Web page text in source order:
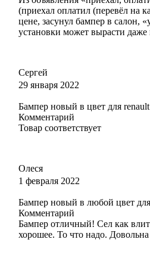
(приехал оплатил (перевёл на
цене, засунул бампер в салон,
установки может вырасти даже
Сергей
29 января 2022
Бампер новый в цвет для
Комментарий
Товар соответствует
Олеся
1 февраля 2022
Бампер новый в любой цвет
Комментарий
Бампер отличный! Сел как
хорошее. То что надо.